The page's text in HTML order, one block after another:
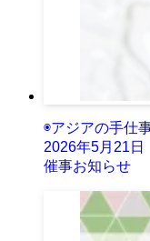
◉アジアの手仕
2026年5月21日
催事お知らせ